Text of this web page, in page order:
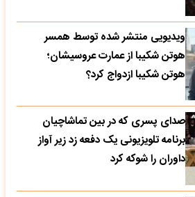
ویدیویی منتشر شده توسط همسر
هوتن شکیبا از عمارت عروسیشان؛
هوتن شکیبا ازدواج کرد؟
صدای پسری که در بین تماشاچیان
برنامه تلویزیونی یک دفعه زد زیر آواز
داوران را شوکه کرد